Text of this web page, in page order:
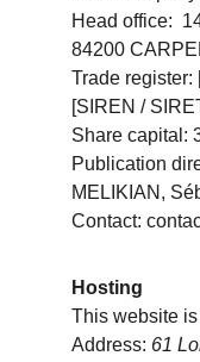
Head office:
84200
Trade register:
[SIREN /
Share capital:
Publication
MELIKIAN,
Contact:
Hosting
This website
Address: 61